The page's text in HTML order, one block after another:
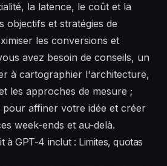
la latence, le coût et la
objectifs et stratégies de
les conversions et
avez besoin de conseils, un
à cartographier l'architecture,
les approches de mesure ;
pour affiner votre idée et créer
week-ends et au-delà.
à GPT-4 inclut : Limites, quotas